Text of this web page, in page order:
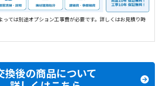
ては別途オプション工事費が必要です。詳しくはお見積り時
換後の商品について